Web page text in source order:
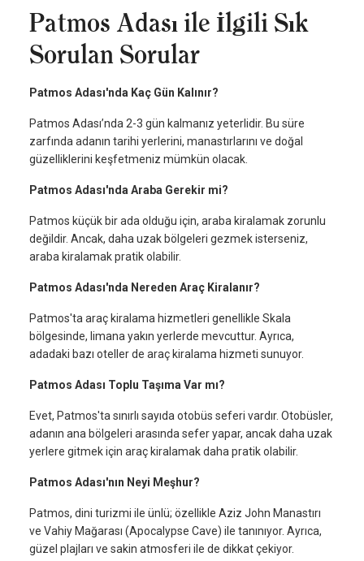
Patmos Adası ile İlgili Sık
Sorulan Sorular
Patmos Adası'nda Kaç Gün Kalınır?
Patmos Adası’nda 2-3 gün kalmanız yeterlidir. Bu süre
zarfında adanın tarihi yerlerini, manastırlarını ve doğal
güzelliklerini keşfetmeniz mümkün olacak.
Patmos Adası'nda Araba Gerekir mi?
Patmos küçük bir ada olduğu için, araba kiralamak zorunlu
değildir. Ancak, daha uzak bölgeleri gezmek isterseniz,
araba kiralamak pratik olabilir.
Patmos Adası'nda Nereden Araç Kiralanır?
Patmos'ta araç kiralama hizmetleri genellikle Skala
bölgesinde, limana yakın yerlerde mevcuttur. Ayrıca,
adadaki bazı oteller de araç kiralama hizmeti sunuyor.
Patmos Adası Toplu Taşıma Var mı?
Evet, Patmos'ta sınırlı sayıda otobüs seferi vardır. Otobüsler,
adanın ana bölgeleri arasında sefer yapar, ancak daha uzak
yerlere gitmek için araç kiralamak daha pratik olabilir.
Patmos Adası'nın Neyi Meşhur?
Patmos, dini turizmi ile ünlü; özellikle Aziz John Manastırı
ve Vahiy Mağarası (Apocalypse Cave) ile tanınıyor. Ayrıca,
güzel plajları ve sakin atmosferi ile de dikkat çekiyor.